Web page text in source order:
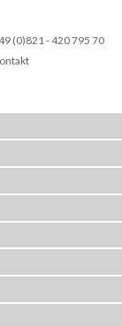
(0)821 - 420 795 70